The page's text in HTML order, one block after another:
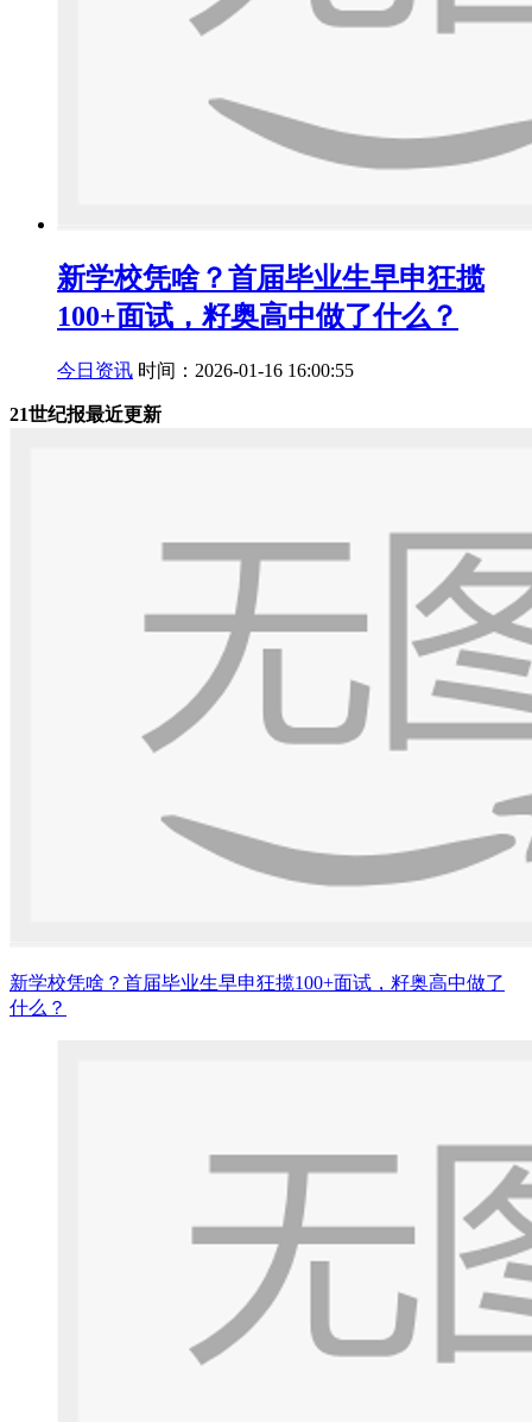
新学校凭啥？首届毕业生早申狂揽
100+面试，籽奥高中做了什么？
今日资讯 时间：2026-01-16 16:00:55
21世纪报最近更新
新学校凭啥？首届毕业生早申狂揽100+面试，籽奥高中做了
什么？